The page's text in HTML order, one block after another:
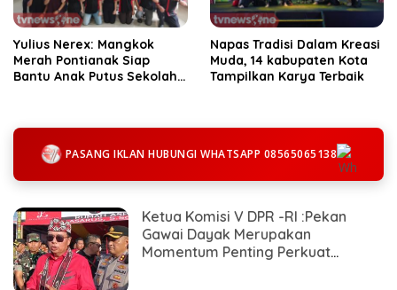
Yulius Nerex: Mangkok
Merah Pontianak Siap
Bantu Anak Putus Sekolah
Napas Tradisi Dalam Kreasi
Muda, 14 kabupaten Kota
Tampilkan Karya Terbaik
PASANG IKLAN HUBUNGI WHATSAPP 08565065138
Ketua Komisi V DPR -RI :Pekan
Gawai Dayak Merupakan
Momentum Penting Perkuat